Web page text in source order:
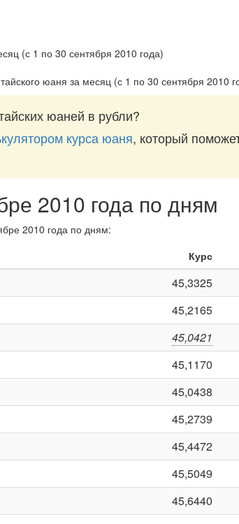
юаня за месяц (с 1 по 30 сентября 2010
юаней в рубли?
курса юаня, который
2010 года по дням
2010 года по дням:
Курс
45,3325
45,2165
45,0421
45,1170
45,0438
45,2739
45,4472
45,5049
45,6440